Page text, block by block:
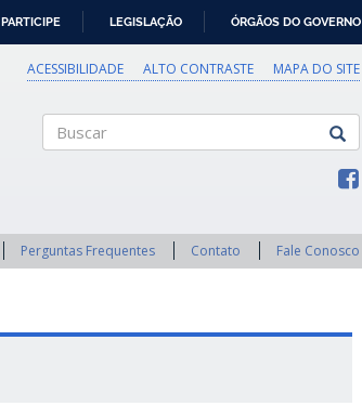
PARTICIPE LEGISLAÇÃO ÓRGÃOS DO GOVERNO
ACESSIBILIDADE ALTO CONTRASTE MAPA DO SITE
Perguntas Frequentes Contato Fale Conosco